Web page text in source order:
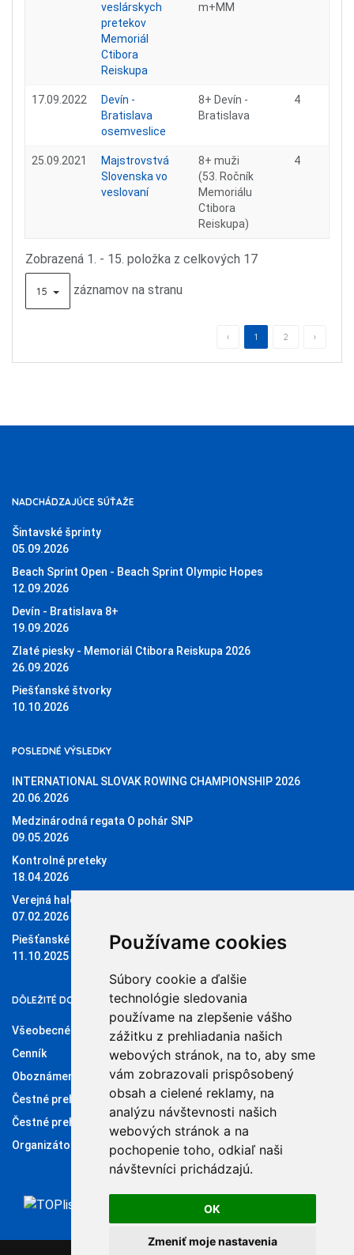
Používame cookies
Súbory cookie a ďalšie
technológie sledovania
používame na zlepšenie vášho
zážitku z prehliadania našich
webových stránok, na to, aby sme
vám zobrazovali prispôsobený
obsah a cielené reklamy, na
analýzu návštevnosti našich
webových stránok a na
pochopenie toho, odkiaľ naši
návštevníci prichádzajú.
OK
Zmeniť moje nastavenia
veslárskych
pretekov
Memoriál
Ctibora
Reiskupa
m+MM
17.09.2022
Devín -
Bratislava
osemveslice
8+ Devín -
Bratislava
4
25.09.2021
Majstrovstvá
Slovenska vo
veslovaní
8+ muži
(53. Ročník
Memoriálu
Ctibora
Reiskupa)
4
Zobrazená 1. - 15. položka z celkových 17
15 záznamov na stranu
‹ 1 2 ›
NADCHÁDZAJÚCE SÚŤAŽE
Šintavské šprinty
05.09.2026
Beach Sprint Open - Beach Sprint Olympic Hopes
12.09.2026
Devín - Bratislava 8+
19.09.2026
Zlaté piesky - Memoriál Ctibora Reiskupa 2026
26.09.2026
Piešťanské štvorky
10.10.2026
POSLEDNÉ VÝSLEDKY
INTERNATIONAL SLOVAK ROWING CHAMPIONSHIP 2026
20.06.2026
Medzinárodná regata O pohár SNP
09.05.2026
Kontrolné preteky
18.04.2026
Verejná halová regata O pohár Sĺňavy
07.02.2026
Piešťanské štvorky 11.10.2025
11.10.2025
DÔLEŽITÉ DOKUMENTY
Všeobecné obchodné podmienky
Cenník
Oboznámenie so spracúvaním osobných údajov
Čestné prehlásenie administrátora klubového konta
Čestné prehlásenie organizátora súťaží
Organizátori